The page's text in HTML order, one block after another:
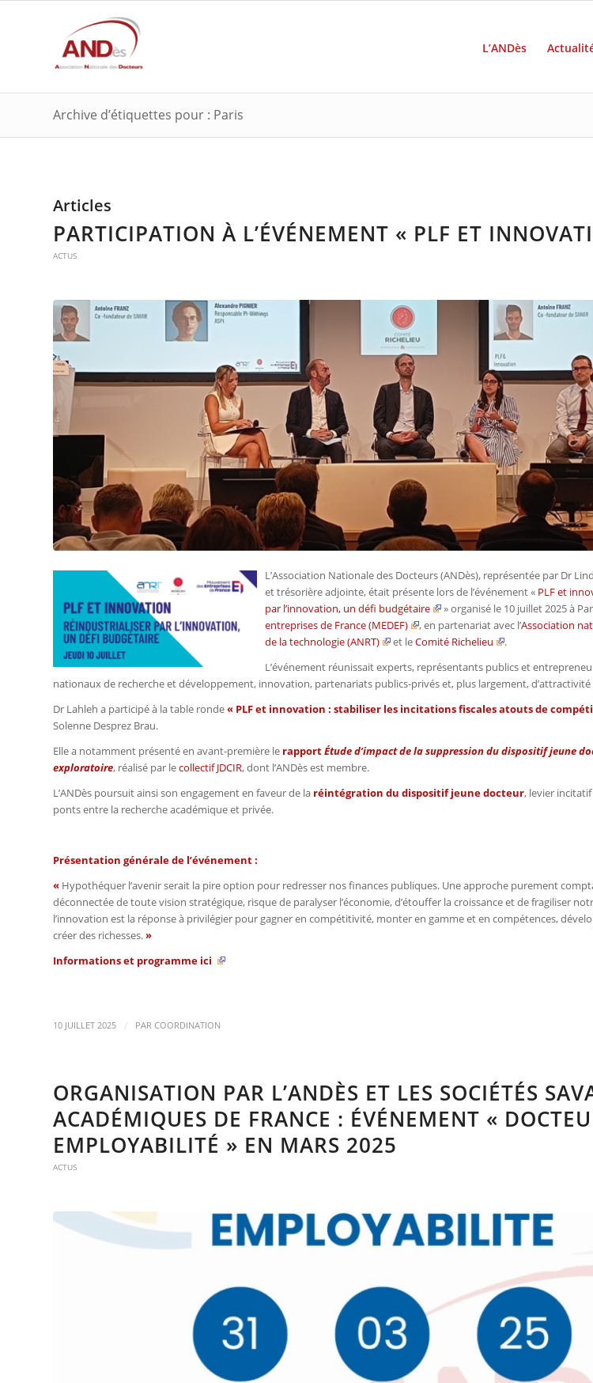
L’ANDès
Archive d’étiquettes pour : Paris
Articles
PARTICIPATION À L’ÉVÉNEMENT « PLF ET
ACTUS
L’Association Nationale des Docteurs (ANDès), représentée par Dr
et trésorière adjointe, était présente lors de l’événement « PLF et
par l’innovation, un défi budgétaire
» organisé le 10 juillet 2025 à
entreprises de France (MEDEF)
, en partenariat avec l’Association
de la technologie (ANRT)
et leComité Richelieu
.
L’événement réunissait experts, représentants publics et
nationaux de recherche et développement, innovation, partenariats publics-privés et, plus largement,
Dr Lahleh a participé à la table ronde« PLF et innovation : stabiliser les incitations fiscales atouts de
Solenne Desprez Brau.
Elle a notamment présenté en avant-première le rapportÉtude d’impact de la suppression du dispositif jeune
exploratoire, réalisé par lecollectif JDCIR, dont l’ANDès est membre.
L’ANDès poursuit ainsi son engagement en faveur de la réintégration du dispositif jeune docteur, levier
ponts entre la recherche académique et privée.
Présentation générale de l’événement :
« Hypothéquer l’avenir serait la pire option pour redresser nos finances publiques. Une approche purement
déconnectée de toute vision stratégique, risque de paralyser l’économie, d’étouffer la croissance et de fragiliser
l’innovation est la réponse à privilégier pour gagner en compétitivité, monter en gamme et en compétences,
créer des richesses.»
Informations et programme ici
10 JUILLET 2025 / PAR COORDINATION
ORGANISATION PAR L’ANDÈS ET LES SOCIÉTÉS
ACADÉMIQUES DE FRANCE : ÉVÉNEMENT «
EMPLOYABILITÉ » EN MARS 2025
ACTUS